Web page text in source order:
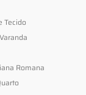
Tecido
Romana